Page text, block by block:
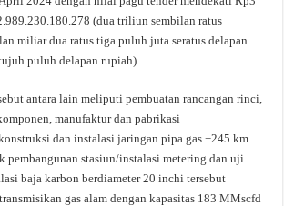
(dua triliun sembilan ratus
miliar dua ratus tiga puluh juta seratus delapan
puluh delapan rupiah).
antara lain meliputi pembuatan rancangan rinci,
manufaktur dan pabrikasi
dan instalasi jaringan pipa gas +245 km
pembangunan stasiun/instalasi metering dan uji
baja karbon berdiameter 20 inchi tersebut
gas alam dengan kapasitas 183 MMscfd